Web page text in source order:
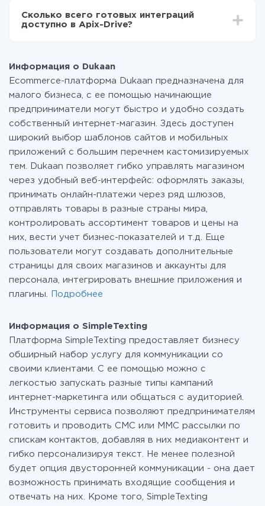
функционал. Вы оплачиваете только количество
данных, которые по факту передаются из одной
перейти на платный, при необходимости. Подробнее
отарифах
Сколько всего готовых интеграций
доступно в Apix-Drive?
Информация о Dukaan
Ecommerce-платформа Dukaan предназначена для
малого бизнеса, с ее помощью начинающие
предприниматели могут быстро и удобно создать
собственный интернет-магазин. Здесь доступен
широкий выбор шаблонов сайтов и мобильных
приложений с большим перечнем кастомизируемых
тем. Dukaan позволяет гибко управлять магазином
через удобный веб-интерфейс: оформлять заказы,
принимать онлайн-платежи через ряд шлюзов,
отправлять товары в разные страны мира,
контролировать ассортимент товаров и цены на
них, вести учет бизнес-показателей и т.д. Еще
пользователи могут создавать дополнительные
страницы для своих магазинов и аккаунты для
персонала, интегрировать внешние приложения и
плагины.
Подробнее
Информация о SimpleTexting
Платформа SimpleTexting предоставляет бизнесу
обширный набор услугу для коммуникации со
своими клиентами. С ее помощью можно с
легкостью запускать разные типы кампаний
интернет-маркетинга или общаться с аудиторией.
Инструменты сервиса позволяют предпринимателям
готовить и проводить СМС или ММС рассылки по
спискам контактов, добавляя в них медиаконтент и
гибко персонализируя текст. Не менее полезной
будет опция двусторонней коммуникации - она дает
возможность принимать входящие сообщения и
отвечать на них. Кроме того, SimpleTexting